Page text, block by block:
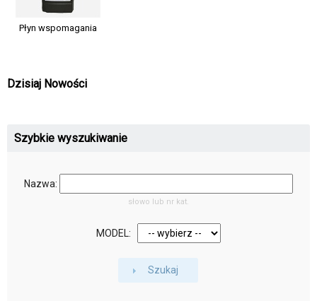
Płyn wspomagania
Dzisiaj Nowości
Szybkie wyszukiwanie
Nazwa:
słowo lub nr kat.
MODEL:
Szukaj